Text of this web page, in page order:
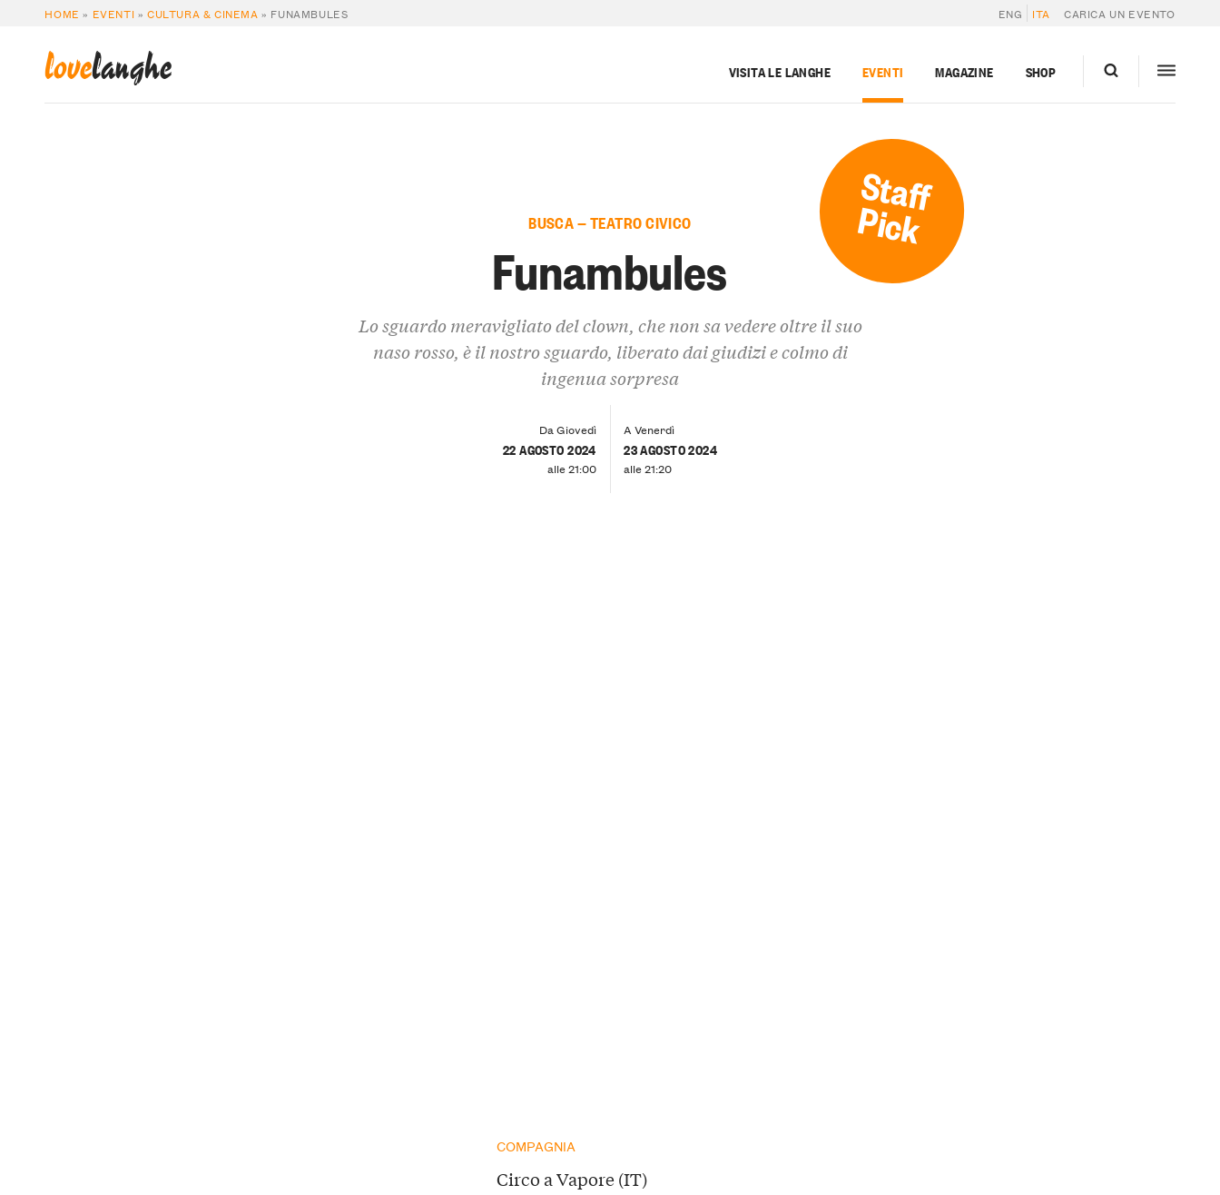
HOME » EVENTI »CULTURA & CINEMA » FUNAMBULES ENG ITA CARICA UN EVENTO
lovelanghe VISITA LE LANGHE EVENTI MAGAZINE SHOP
Staff
Pick
BUSCA — TEATRO CIVICO
Funambules
Lo sguardo meravigliato del clown, che non sa vedere oltre il suo
naso rosso, è il nostro sguardo, liberato dai giudizi e colmo di
ingenua sorpresa
Da Giovedì
22 AGOSTO 2024
alle 21:00
A Venerdì
23 AGOSTO 2024
alle 21:20
COMPAGNIA
Circo a Vapore (IT)